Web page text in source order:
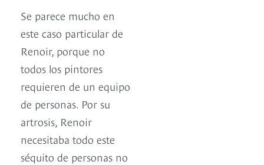
Se parece mucho en
este caso particular de
Renoir, porque no
todos los pintores
requieren de un equipo
de personas. Por su
artrosis, Renoir
necesitaba todo este
séquito de personas no